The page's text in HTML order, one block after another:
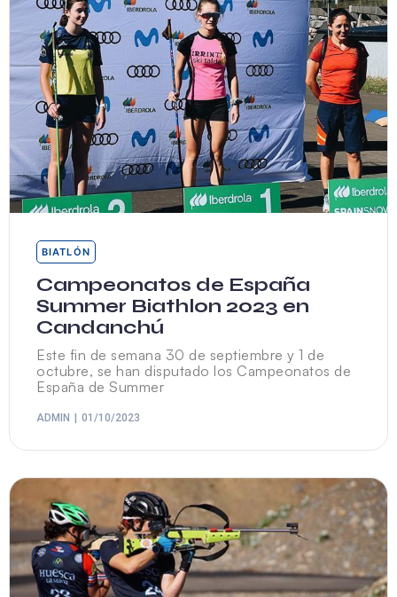
BIATLÓN
Campeonatos de España
Summer Biathlon 2023 en
Candanchú
Este fin de semana 30 de septiembre y 1 de
octubre, se han disputado los Campeonatos de
España de Summer
ADMIN 01/10/2023